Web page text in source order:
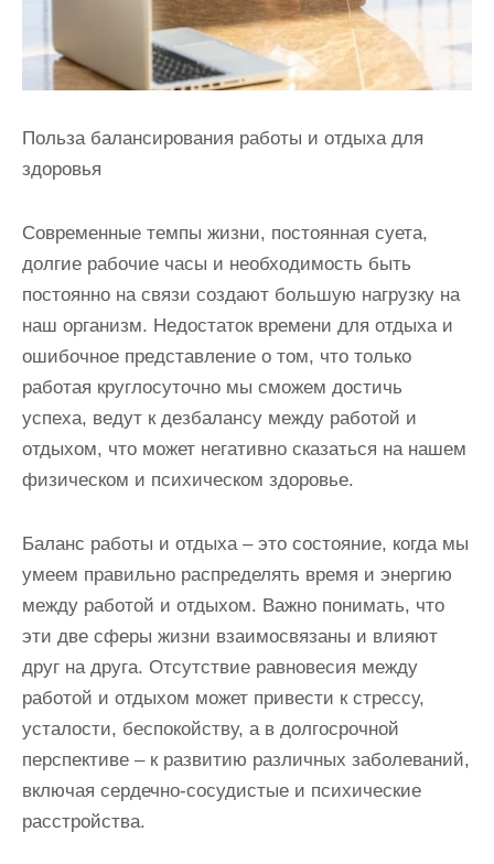
Польза балансирования работы и отдыха для
здоровья
Современные темпы жизни, постоянная суета,
долгие рабочие часы и необходимость быть
постоянно на связи создают большую нагрузку на
наш организм. Недостаток времени для отдыха и
ошибочное представление о том, что только
работая круглосуточно мы сможем достичь
успеха, ведут к дезбалансу между работой и
отдыхом, что может негативно сказаться на нашем
физическом и психическом здоровье.
Баланс работы и отдыха – это состояние, когда мы
умеем правильно распределять время и энергию
между работой и отдыхом. Важно понимать, что
эти две сферы жизни взаимосвязаны и влияют
друг на друга. Отсутствие равновесия между
работой и отдыхом может привести к стрессу,
усталости, беспокойству, а в долгосрочной
перспективе – к развитию различных заболеваний,
включая сердечно-сосудистые и психические
расстройства.